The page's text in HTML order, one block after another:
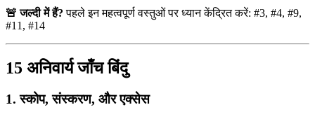
🚨 जल्दी में हैं? पहले इन महत्वपूर्ण वस्तुओं पर ध्यान केंद्रित करें: #3, #4, #9,
#11, #14
15 अनिवार्य जाँच बिंदु
1. स्कोप, संस्करण, और एक्सेस